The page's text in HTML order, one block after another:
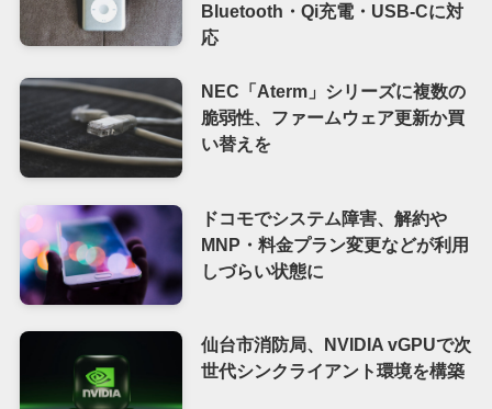
Bluetooth・Qi充電・USB-Cに対
応
NEC「Aterm」シリーズに複数の
脆弱性、ファームウェア更新か買
い替えを
ドコモでシステム障害、解約や
MNP・料金プラン変更などが利用
しづらい状態に
仙台市消防局、NVIDIA vGPUで次
世代シンクライアント環境を構築